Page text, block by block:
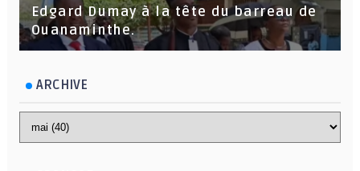
Edgard Dumay à la tête du barreau de
Ouanaminthe.
ARCHIVE